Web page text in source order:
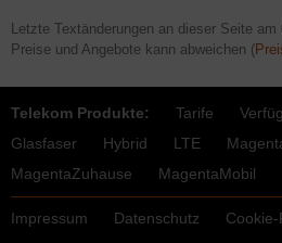
Letzte Textänderungen an dieser Seite am
Preise und Angebote kann abweichen (
Telekom Produkte: Tarife
Glasfaser
Hybrid LTE
MagentaZuhause
MagentaMobil
Impressum Datenschutz